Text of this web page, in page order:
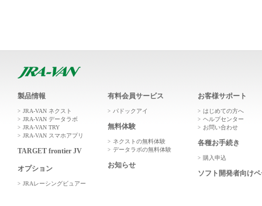
製品情報
JRA-VAN ネクスト
JRA-VAN データラボ
JRA-VAN TRY
JRA-VAN スマホアプリ
TARGET frontier JV
オプション
JRAレーシングビュアー
有料会員サービス
パドックアイ
無料体験
ネクストの無料体験
データラボの無料体験
お知らせ
お客様サポート
はじめての方へ
ヘルプセンター
お問い合わせ
各種お手続き
購入申込
ソフト開発者向け